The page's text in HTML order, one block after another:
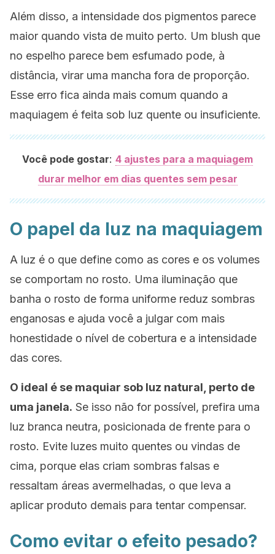
Além disso, a intensidade dos pigmentos parece
maior quando vista de muito perto. Um blush que
no espelho parece bem esfumado pode, à
distância, virar uma mancha fora de proporção.
Esse erro fica ainda mais comum quando a
maquiagem é feita sob luz quente ou insuficiente.
Você pode gostar: 4 ajustes para a maquiagem
durar melhor em dias quentes sem pesar
O papel da luz na maquiagem
A luz é o que define como as cores e os volumes
se comportam no rosto. Uma iluminação que
banha o rosto de forma uniforme reduz sombras
enganosas e ajuda você a julgar com mais
honestidade o nível de cobertura e a intensidade
das cores.
O ideal é se maquiar sob luz natural, perto de
uma janela. Se isso não for possível, prefira uma
luz branca neutra, posicionada de frente para o
rosto. Evite luzes muito quentes ou vindas de
cima, porque elas criam sombras falsas e
ressaltam áreas avermelhadas, o que leva a
aplicar produto demais para tentar compensar.
Como evitar o efeito pesado?